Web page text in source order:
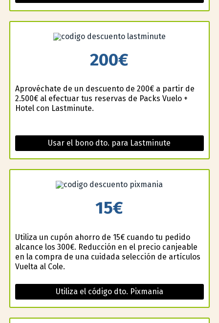
200€
Aprovéchate de un descuento de 200€ a partir de
2.500€ al efectuar tus reservas de Packs Vuelo +
Hotel con Lastminute.
Usar el bono dto. para Lastminute
15€
Utiliza un cupón ahorro de 15€ cuando tu pedido
alcance los 300€. Reducción en el precio canjeable
en la compra de una cuidada selección de artículos
Vuelta al Cole.
Utiliza el código dto. Pixmania